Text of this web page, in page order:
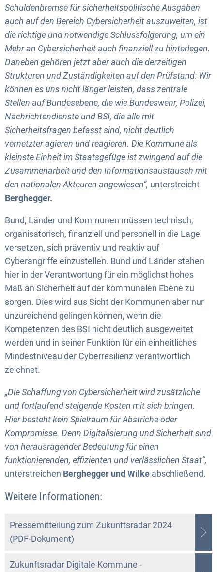
Schuldenbremse für sicherheitspolitische Ausgaben
auch auf den Bereich Cybersicherheit auszuweiten, ist
die richtige und notwendige Schlussfolgerung, um ein
Mehr an Cybersicherheit auch finanziell zu hinterlegen.
Daneben gehören jetzt aber auch die derzeitigen
Strukturen und Zuständigkeiten auf den Prüfstand: Wir
können es uns nicht länger leisten, dass zentrale
Stellen auf Bundesebene, die wie Bundeswehr, Polizei,
Nachrichtendienste und BSI, die alle mit
Sicherheitsfragen befasst sind, nicht deutlich
vernetzter agieren und reagieren. Die Kommune als
kleinste Einheit im Staatsgefüge ist zwingend auf die
Zusammenarbeit und den Informationsaustausch mit
den nationalen Akteuren angewiesen“, unterstreicht
Berghegger.
Bund, Länder und Kommunen müssen technisch,
organisatorisch, finanziell und personell in die Lage
versetzen, sich präventiv und reaktiv auf
Cyberangriffe einzustellen. Bund und Länder stehen
hier in der Verantwortung für ein möglichst hohes
Maß an Sicherheit auf der kommunalen Ebene zu
sorgen. Dies wird aus Sicht der Kommunen aber nur
unzureichend gelingen können, wenn die
Kompetenzen des BSI nicht deutlich ausgeweitet
werden und in seiner Funktion für ein einheitliches
Mindestniveau der Cyberresilienz verantwortlich
zeichnet.
„Die Schaffung von Cybersicherheit wird zusätzliche
und fortlaufend steigende Kosten mit sich bringen.
Hier besteht kein Spielraum für Abstriche oder
Kompromisse. Denn Digitalisierung und Sicherheit sind
von herausragender Bedeutung für einen
funktionierenden, effizienten und verlässlichen Staat“,
unterstreichen Berghegger und Wilke abschließend.
Weitere Informationen:
Pressemitteilung zum Zukunftsradar 2024
(PDF-Dokument)
Zukunftsradar Digitale Kommune -